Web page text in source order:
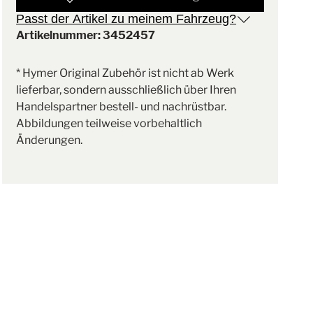
Passt der Artikel zu meinem Fahrzeug?
Artikelnummer: 3452457
* Hymer Original Zubehör ist nicht ab Werk
lieferbar, sondern ausschließlich über Ihren
Handelspartner bestell- und nachrüstbar.
Abbildungen teilweise vorbehaltlich
Änderungen.